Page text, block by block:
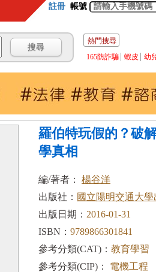
註冊 帳號
熱門搜尋
165防詐騙
蝦皮 幼
羅伯特玩假的？破
學真相
編/著者： 楊谷洋
出版社： 國立陽明交通大學
出版日期： 2016-01-31
ISBN： 9789866301841
參考分類(CAT)： 教育學習
參考分類(CIP)：
電機工程